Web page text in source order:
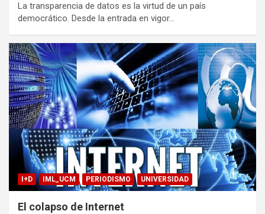
La transparencia de datos es la virtud de un país
democrático. Desde la entrada en vigor…
I+D IML_UCM PERIODISMO UNIVERSIDAD
El colapso de Internet